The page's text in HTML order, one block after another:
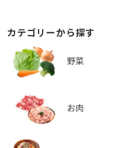
カテゴリーから探す